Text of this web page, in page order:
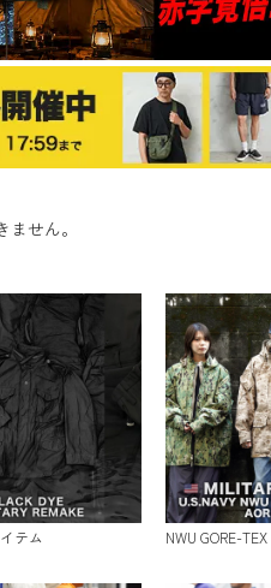
せん。
テム NWU GORE-